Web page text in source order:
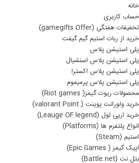
خانه
حساب کاربری
تخفیفات هفتگی (gamegifts Offer)
خرید از ربات استیم گیم گیفت
پلی استیشن پلاس
پلی استیشن پلاس اسنشیال
پلی استیشن پلاس اکسترا
پلی استیشن پلاس پرمیموم
محصولات ریوت گیمز( Riot games)
خرید ولورانت پوینت ( valorant Point)
خرید ارپی لول (Leauge OF legend)
انواع پلتفرم ها (Platforms)
استیم (Steam)
اپیک گیمز ( Epic Games)
بتل.نت (Battle.net)